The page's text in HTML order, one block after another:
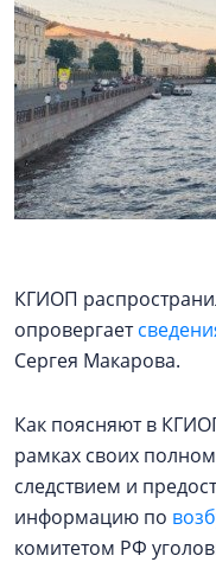
КГИОП
опровергает
Сергея Макарова.
Как поясняют в
рамках своих
следствием и
информацию по
комитетом РФ